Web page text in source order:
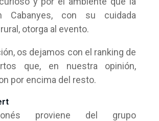
Cabanyes, con su cuidada
otorga al evento.
os dejamos con el ranking de
que, en nuestra opinión,
por encima del resto.
proviene del grupo